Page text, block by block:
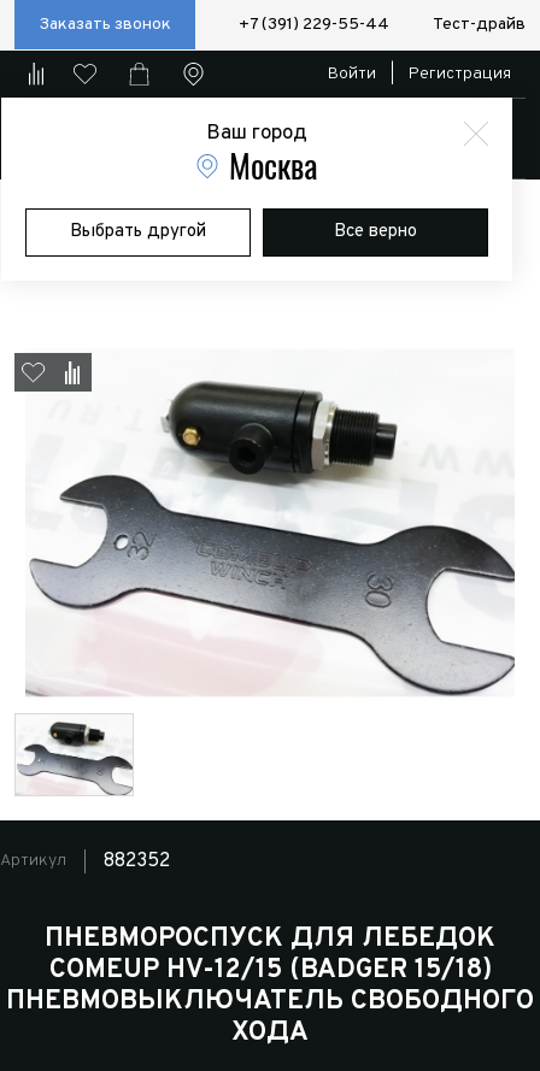
Заказать звонок +7 (391) 229-55-44 Тест-драйв
Ваш город
Москва
Выбрать другой Все верно
Войти Регистрация
Главная Магазин Дополнительное оборудование
Лебедки
Пневмороспуск для лебедок COMEUP HV-12/15 (Badger 15/18)
пневмовыключатель свободного хода
Артикул 882352
ПНЕВМОРОСПУСК ДЛЯ ЛЕБЕДОК
COMEUP HV-12/15 (BADGER 15/18)
ПНЕВМОВЫКЛЮЧАТЕЛЬ СВОБОДНОГО
ХОДА